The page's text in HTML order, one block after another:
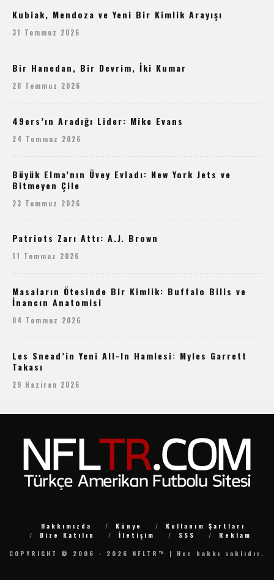
Kubiak, Mendoza ve Yeni Bir Kimlik Arayışı
31 Temmuz 2026
Bir Hanedan, Bir Devrim, İki Kumar
28 Temmuz 2026
49ers’ın Aradığı Lider: Mike Evans
24 Temmuz 2026
Büyük Elma’nın Üvey Evladı: New York Jets ve
Bitmeyen Çile
23 Temmuz 2026
Patriots Zarı Attı: A.J. Brown
11 Temmuz 2026
Masaların Ötesinde Bir Kimlik: Buffalo Bills ve
İnancın Anatomisi
04 Temmuz 2026
Les Snead’in Yeni All-In Hamlesi: Myles Garrett
Takası
29 Haziran 2026
Hakkımızda Künye
Kullanım Şartları
Bize Katılın
İletişim SSS
Reklam
COPYRIGHT © 2006 - 2026 NFLTR™ | Her hakkı saklıdır.